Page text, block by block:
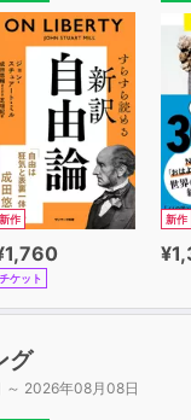
新作
チケット
新作
グ
～ 2026年08月08日